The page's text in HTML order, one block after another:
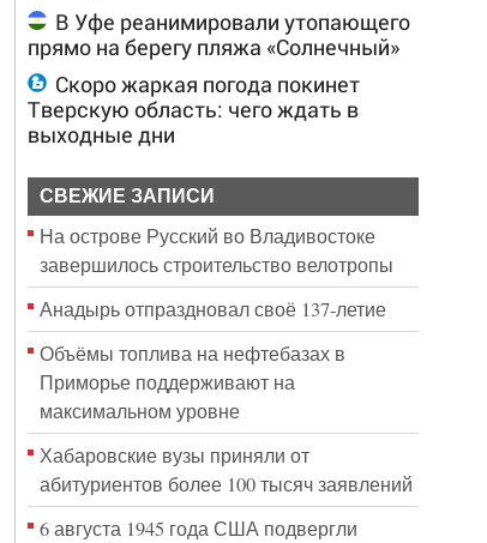
В Уфе реанимировали утопающего
прямо на берегу пляжа «Солнечный»
Скоро жаркая погода покинет
Тверскую область: чего ждать в
выходные дни
СВЕЖИЕ ЗАПИСИ
На острове Русский во Владивостоке
завершилось строительство велотропы
Анадырь отпраздновал своё 137-летие
Объёмы топлива на нефтебазах в
Приморье поддерживают на
максимальном уровне
Хабаровские вузы приняли от
абитуриентов более 100 тысяч заявлений
6 августа 1945 года США подвергли